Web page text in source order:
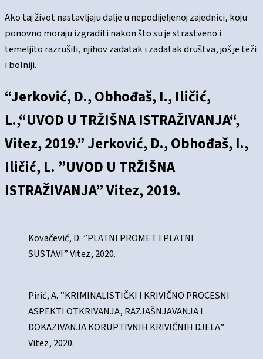
Ako taj život nastavljaju dalje u nepodijeljenoj zajednici, koju
ponovno moraju izgraditi nakon što su je strastveno i
temeljito razrušili, njihov zadatak i zadatak društva, još je teži
i bolniji.
“Jerković, D., Obhođaš, I., Iličić,
L.,“UVOD U TRŽIŠNA ISTRAŽIVANJA“,
Vitez, 2019.” Jerković, D., Obhođaš, I.,
Iličić, L. ”UVOD U TRŽIŠNA
ISTRAŽIVANJA” Vitez, 2019.
Kovačević, D. ”PLATNI PROMET I PLATNI
SUSTAVI” Vitez, 2020.
Pirić, A. ”KRIMINALISTIČKI I KRIVIČNO PROCESNI
ASPEKTI OTKRIVANJA, RAZJAŠNJAVANJA I
DOKAZIVANJA KORUPTIVNIH KRIVIČNIH DJELA”
Vitez, 2020.